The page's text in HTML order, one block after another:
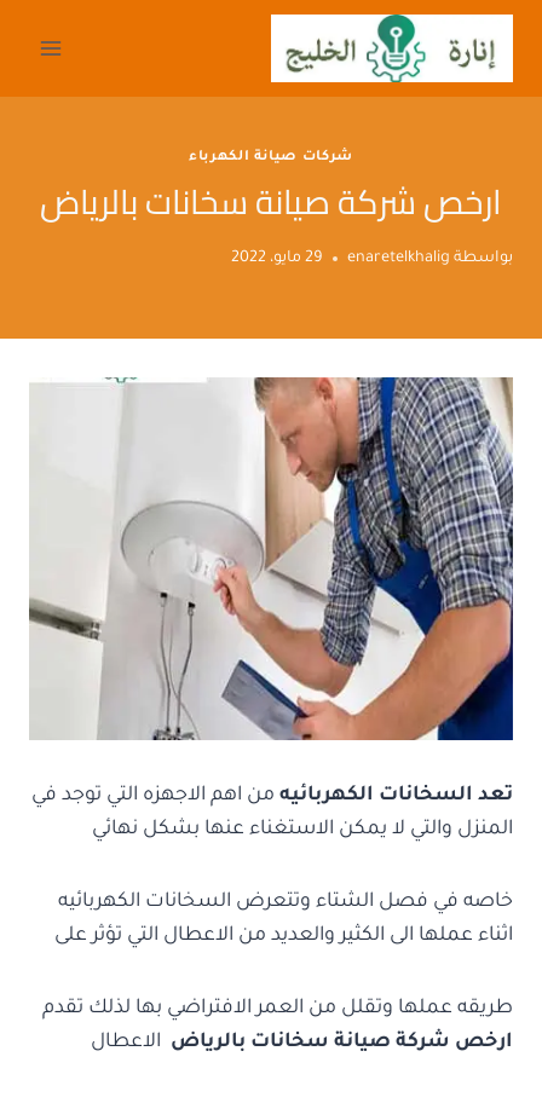
التجاوز
المحتوى
شركات صيانة الكهرباء
ارخص شركة صيانة سخانات بالرياض
بواسطة enaretelkhalig 29 مايو، 2022
تعد السخانات الكهربائيه من اهم الاجهزه التي توجد في
المنزل والتي لا يمكن الاستغناء عنها بشكل نهائي
خاصه في فصل الشتاء وتتعرض السخانات الكهربائيه
اثناء عملها الى الكثير والعديد من الاعطال التي تؤثر على
طريقه عملها وتقلل من العمر الافتراضي بها لذلك تقدم
ارخص شركة صيانة سخانات بالرياض الاعطال